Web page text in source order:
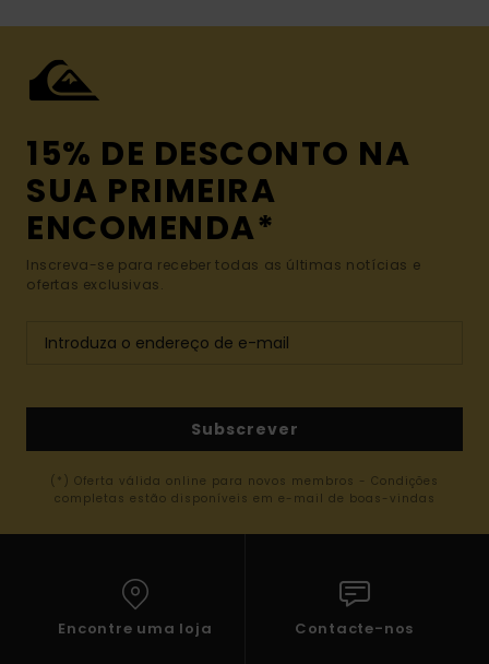
15% DE DESCONTO NA
SUA PRIMEIRA
ENCOMENDA*
Inscreva-se para receber todas as últimas notícias e
ofertas exclusivas.
Subscrever
(*) Oferta válida online para novos membros - Condições
completas estão disponíveis em e-mail de boas-vindas
Encontre uma loja Contacte-nos